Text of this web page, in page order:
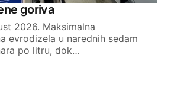
goriva
2026. Maksimalna
evrodizela u narednih sedam
po litru, dok…